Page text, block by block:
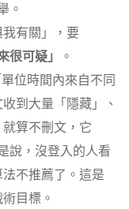
。
有關」，要
很可疑」
。
位時間內來自不同
到大量「隱藏」、
就算不刪文，它
說，沒登入的人看
不推薦了。這是
目標。